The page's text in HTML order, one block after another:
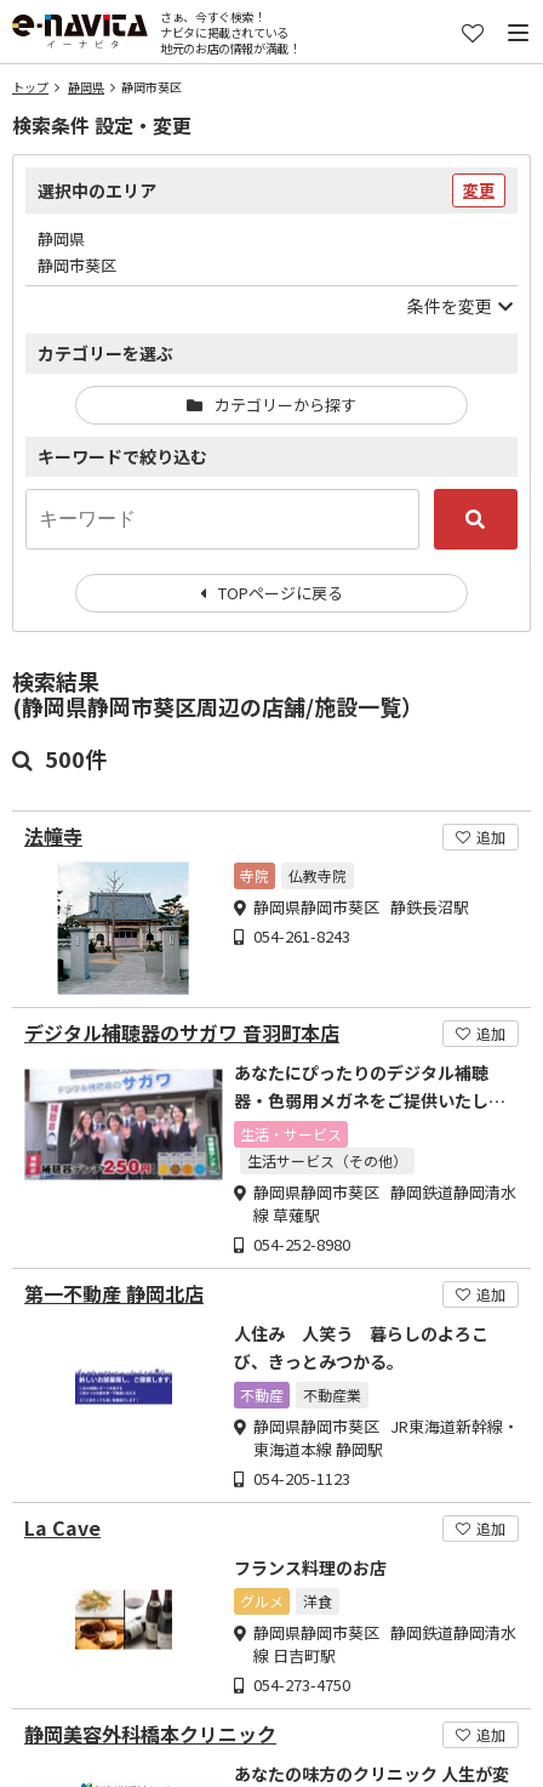
さぁ、今すぐ検索！
ナビタに掲載されている
地元のお店の情報が満載！
トップ 静岡県 静岡市葵区
検索結果
(静岡県静岡市葵区周辺の店舗/施設一覧）
500件
法幢寺
追加
寺院
仏教寺院
静岡県静岡市葵区 静鉄長沼駅
054-261-8243
デジタル補聴器のサガワ 音羽町本店 追加
あなたにぴったりのデジタル補聴
器・色弱用メガネをご提供いたしま
す。
生活・サービス
生活サービス（その他）
静岡県静岡市葵区 静岡鉄道静岡清水
線 草薙駅
054-252-8980
第一不動産 静岡北店 追加
人住み 人笑う 暮らしのよろこ
び、きっとみつかる。
不動産 不動産業
静岡県静岡市葵区 JR東海道新幹線・
東海道本線 静岡駅
054-205-1123
La Cave 追加
フランス料理のお店
グルメ 洋食
静岡県静岡市葵区 静岡鉄道静岡清水
線 日吉町駅
054-273-4750
静岡美容外科橋本クリニック 追加
あなたの味方のクリニック 人生が変
検索条件 設定・変更
選択中のエリア 変更
静岡県
静岡市葵区
条件を変更
カテゴリーを選ぶ
カテゴリーから探す
キーワードで絞り込む
TOPページに戻る